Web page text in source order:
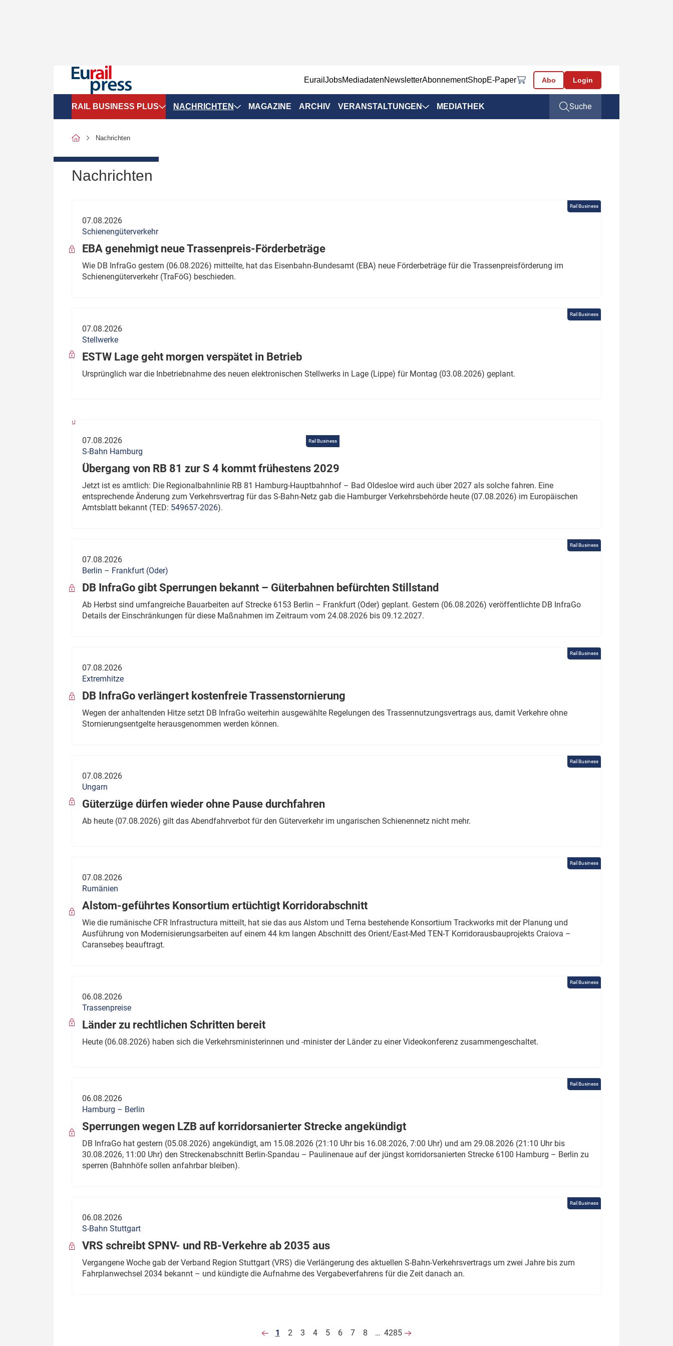
EurailJobsMediadatenNewsletterAbonnementShopE-Paper Abo Login
RAIL BUSINESS PLUS
SPNV-Marktdaten
Politik
Verbände: Wer spricht für
wen?
Thema des Monats
Dossier: Generalsanierung
Dossier: ETCS
NACHRICHTEN
Infrastruktur & Ausrüstung
ÖPNV
MAGAZINE ARCHIV VERANSTALTUNGEN MEDIATHEK Suche
Nachrichten
Nachrichten
Rail Business
07.08.2026
Schienengüterverkehr
EBA genehmigt neue Trassenpreis-Förderbeträge
Wie DB InfraGo gestern (06.08.2026) mitteilte, hat das Eisenbahn-Bundesamt (EBA) neue Förderbeträge für die Trassenpreisförderung im
Schienengüterverkehr (TraFöG) beschieden.
Rail Business
07.08.2026
Stellwerke
ESTW Lage geht morgen verspätet in Betrieb
Ursprünglich war die Inbetriebnahme des neuen elektronischen Stellwerks in Lage (Lippe) für Montag (03.08.2026) geplant.
Rail Business
07.08.2026
S-Bahn Hamburg
Übergang von RB 81 zur S 4 kommt frühestens 2029
Jetzt ist es amtlich: Die Regionalbahnlinie RB 81 Hamburg-Hauptbahnhof – Bad Oldesloe wird auch über 2027 als solche fahren. Eine
entsprechende Änderung zum Verkehrsvertrag für das S-Bahn-Netz gab die Hamburger Verkehrsbehörde heute (07.08.2026) im Europäischen
Amtsblatt bekannt (TED: 549657-2026).
Rail Business
07.08.2026
Berlin – Frankfurt (Oder)
DB InfraGo gibt Sperrungen bekannt – Güterbahnen befürchten Stillstand
Ab Herbst sind umfangreiche Bauarbeiten auf Strecke 6153 Berlin – Frankfurt (Oder) geplant. Gestern (06.08.2026) veröffentlichte DB InfraGo
Details der Einschränkungen für diese Maßnahmen im Zeitraum vom 24.08.2026 bis 09.12.2027.
Rail Business
07.08.2026
Extremhitze
DB InfraGo verlängert kostenfreie Trassenstornierung
Wegen der anhaltenden Hitze setzt DB InfraGo weiterhin ausgewählte Regelungen des Trassennutzungsvertrags aus, damit Verkehre ohne
Stornierungsentgelte herausgenommen werden können.
Rail Business
07.08.2026
Ungarn
Güterzüge dürfen wieder ohne Pause durchfahren
Ab heute (07.08.2026) gilt das Abendfahrverbot für den Güterverkehr im ungarischen Schienennetz nicht mehr.
Rail Business
07.08.2026
Rumänien
Alstom-geführtes Konsortium ertüchtigt Korridorabschnitt
Wie die rumänische CFR Infrastructura mitteilt, hat sie das aus Alstom und Terna bestehende Konsortium Trackworks mit der Planung und
Ausführung von Modernisierungsarbeiten auf einem 44 km langen Abschnitt des Orient/East-Med TEN-T Korridorausbauprojekts Craiova –
Caransebeș beauftragt.
Rail Business
06.08.2026
Trassenpreise
Länder zu rechtlichen Schritten bereit
Heute (06.08.2026) haben sich die Verkehrsministerinnen und -minister der Länder zu einer Videokonferenz zusammengeschaltet.
Rail Business
06.08.2026
Hamburg – Berlin
Sperrungen wegen LZB auf korridorsanierter Strecke angekündigt
DB InfraGo hat gestern (05.08.2026) angekündigt, am 15.08.2026 (21:10 Uhr bis 16.08.2026, 7:00 Uhr) und am 29.08.2026 (21:10 Uhr bis
30.08.2026, 11:00 Uhr) den Streckenabschnitt Berlin-Spandau – Paulinenaue auf der jüngst korridorsanierten Strecke 6100 Hamburg – Berlin zu
sperren (Bahnhöfe sollen anfahrbar bleiben).
Rail Business
06.08.2026
S-Bahn Stuttgart
VRS schreibt SPNV- und RB-Verkehre ab 2035 aus
Vergangene Woche gab der Verband Region Stuttgart (VRS) die Verlängerung des aktuellen S-Bahn-Verkehrsvertrags um zwei Jahre bis zum
Fahrplanwechsel 2034 bekannt – und kündigte die Aufnahme des Vergabeverfahrens für die Zeit danach an.
1 2 3 4 5 6 7 8 … 4285